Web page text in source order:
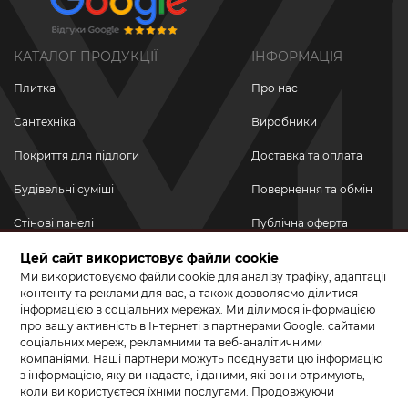
КАТАЛОГ ПРОДУКЦІЇ
Плитка
Сантехніка
Покриття для підлоги
Будівельні суміші
Стінові панелі
Новинки
Акційні товари
Акції/Знижки
ІНФОРМАЦІЯ
Про нас
Виробники
Доставка та оплата
Повернення та обмін
Публічна оферта
Політика
конфіденційності
ПРИЄДНУЙТЕСЬ ДО НАС У СОЦМЕРЕЖАХ
Цей сайт використовує файли cookie
Ми використовуємо файли cookie для аналізу трафіку, адаптації
контенту та реклами для вас, а також дозволяємо ділитися
інформацією в соціальних мережах. Ми ділимося інформацією
про вашу активність в Інтернеті з партнерами Google: сайтами
соціальних мереж, рекламними та веб-аналітичними
компаніями. Наші партнери можуть поєднувати цю інформацію
з інформацією, яку ви надаєте, і даними, які вони отримують,
коли ви користуєтеся їхніми послугами. Продовжуючи